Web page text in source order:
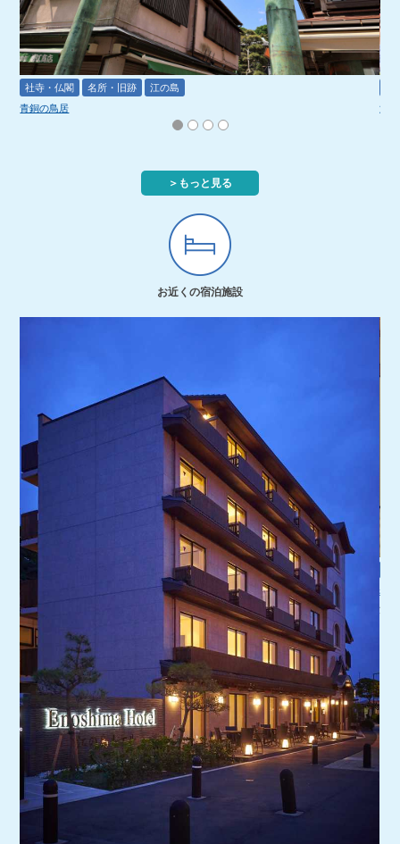
社寺・仏閣 名所・旧跡
江の島
青銅の鳥居
江
＞もっと見る
お近くの宿泊施設
岩
江